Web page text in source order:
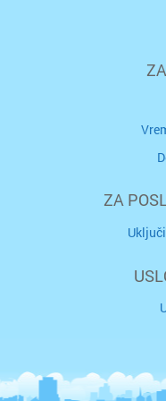
ZA